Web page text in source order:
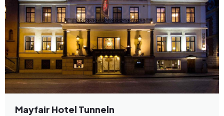
Mayfair Hotel Tunneln